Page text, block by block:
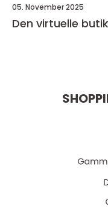
05. November 2025
Den virtuelle butik